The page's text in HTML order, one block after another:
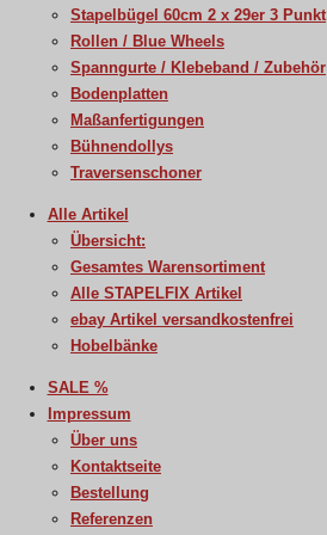
Stapelbügel 60cm 2 x 29er 3 Punkt
Rollen / Blue Wheels
Spanngurte / Klebeband / Zubehör
Bodenplatten
Maßanfertigungen
Bühnendollys
Traversenschoner
Alle Artikel
Übersicht:
Gesamtes Warensortiment
Alle STAPELFIX Artikel
ebay Artikel versandkostenfrei
Hobelbänke
SALE %
Impressum
Über uns
Kontaktseite
Bestellung
Referenzen